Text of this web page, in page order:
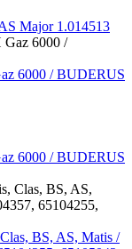
Major 1.014513
6000 / BUDERUS
6000 / BUDERUS
BS, AS, Matis /